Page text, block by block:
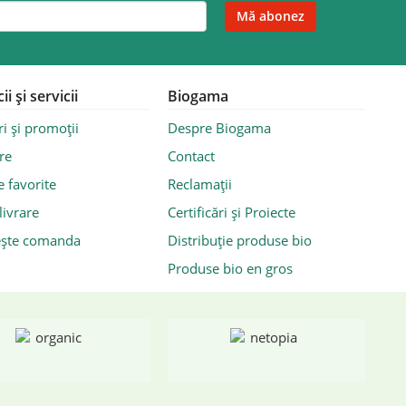
și servicii
și promoții
favorite
comanda
Biogama
Despre Biogama
Contact
Reclamații
Certificări și Proiecte
Distribuție produse bio
Produse bio en gros